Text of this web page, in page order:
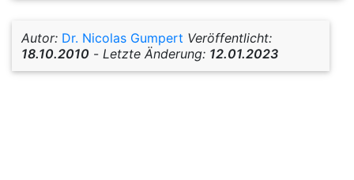
Autor: Dr. Nicolas Gumpert Veröffentlicht:
18.10.2010 - Letzte Änderung: 12.01.2023